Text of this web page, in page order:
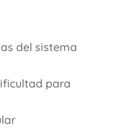
del sistema
para